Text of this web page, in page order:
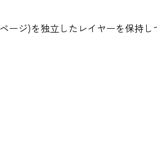
ージ)を独立したレイヤーを保持し